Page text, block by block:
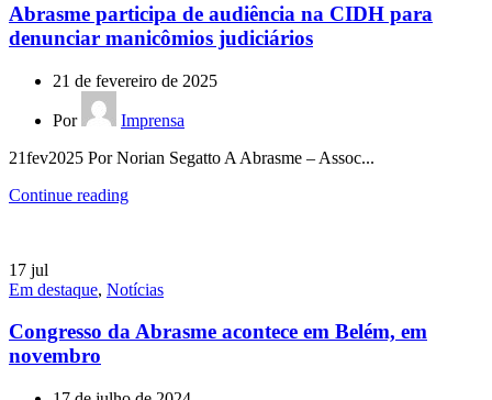
Abrasme participa de audiência na CIDH para
denunciar manicômios judiciários
21 de fevereiro de 2025
Por
Imprensa
21fev2025 Por Norian Segatto A Abrasme – Assoc...
Continue reading
17 jul
Em destaque, Notícias
Congresso da Abrasme acontece em Belém, em
novembro